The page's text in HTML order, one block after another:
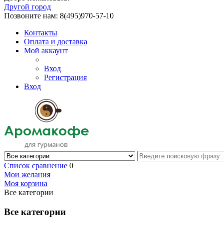
Другой город
Позвоните нам: 8(495)970-57-10
Контакты
Оплата и доставка
Мой аккаунт
Вход
Регистрация
Вход
Список сравнение 0
Мои желания
Моя корзина
Все категории
Все категории